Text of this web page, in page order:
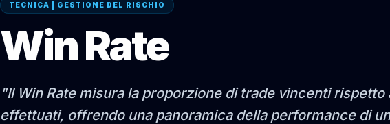
TECNICA | GESTIONE DEL RISCHIO
Win Rate
"Il Win Rate misura la proporzione di trade vincenti
effettuati, offrendo una panoramica della performance di